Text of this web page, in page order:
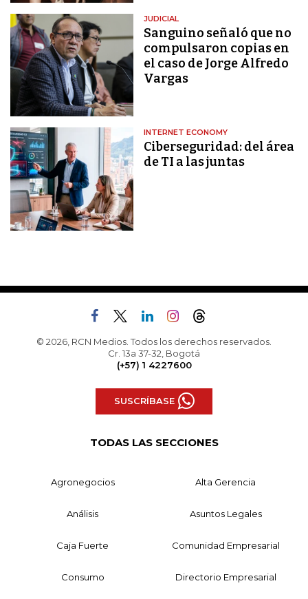
JUDICIAL
Sanguino señaló que no
compulsaron copias en
el caso de Jorge Alfredo
Vargas
INTERNET ECONOMY
Ciberseguridad: del área
de TI a las juntas
© 2026, RCN Medios. Todos los derechos reservados.
Cr. 13a 37-32, Bogotá
(+57) 1 4227600
SUSCRÍBASE
TODAS LAS SECCIONES
Agronegocios Alta Gerencia
Análisis Asuntos Legales
Caja Fuerte Comunidad Empresarial
Consumo Directorio Empresarial